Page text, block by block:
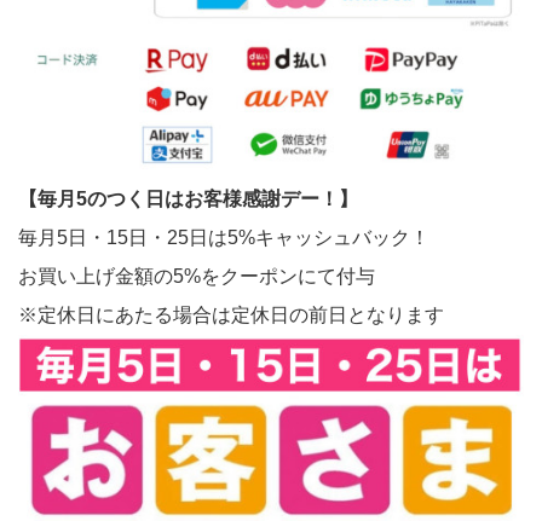
【毎月5のつく日はお客様感謝デー！】
毎月5日・15日・25日は5%キャッシュバック！
お買い上げ金額の5%をクーポンにて付与
※定休日にあたる場合は定休日の前日となります